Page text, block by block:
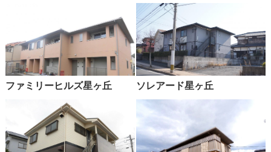
ファミリーヒルズ星ヶ丘 ソレアード星ヶ丘